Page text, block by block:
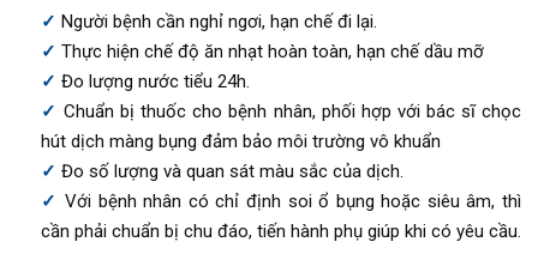
Người bệnh cần nghỉ ngơi, hạn chế đi lại.
Thực hiện chế độ ăn nhạt hoàn toàn, hạn chế dầu mỡ
Đo lượng nước tiểu 24h.
Chuẩn bị thuốc cho bệnh nhân, phối hợp với bác sĩ chọc
hút dịch màng bụng đảm bảo môi trường vô khuẩn
Đo số lượng và quan sát màu sắc của dịch.
Với bệnh nhân có chỉ định soi ổ bụng hoặc siêu âm, thì
cần phải chuẩn bị chu đáo, tiến hành phụ giúp khi có yêu cầu.